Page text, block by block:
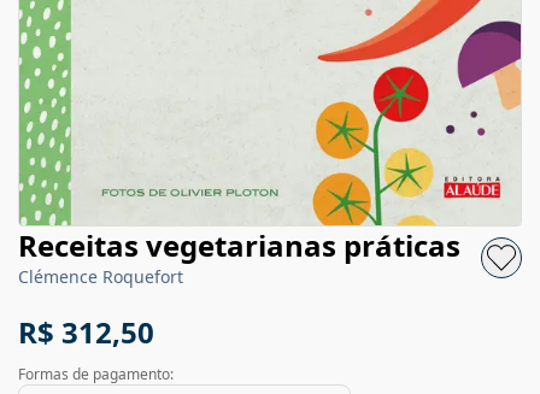
Receitas vegetarianas práticas
Clémence Roquefort
R$ 312,50
Formas de pagamento: